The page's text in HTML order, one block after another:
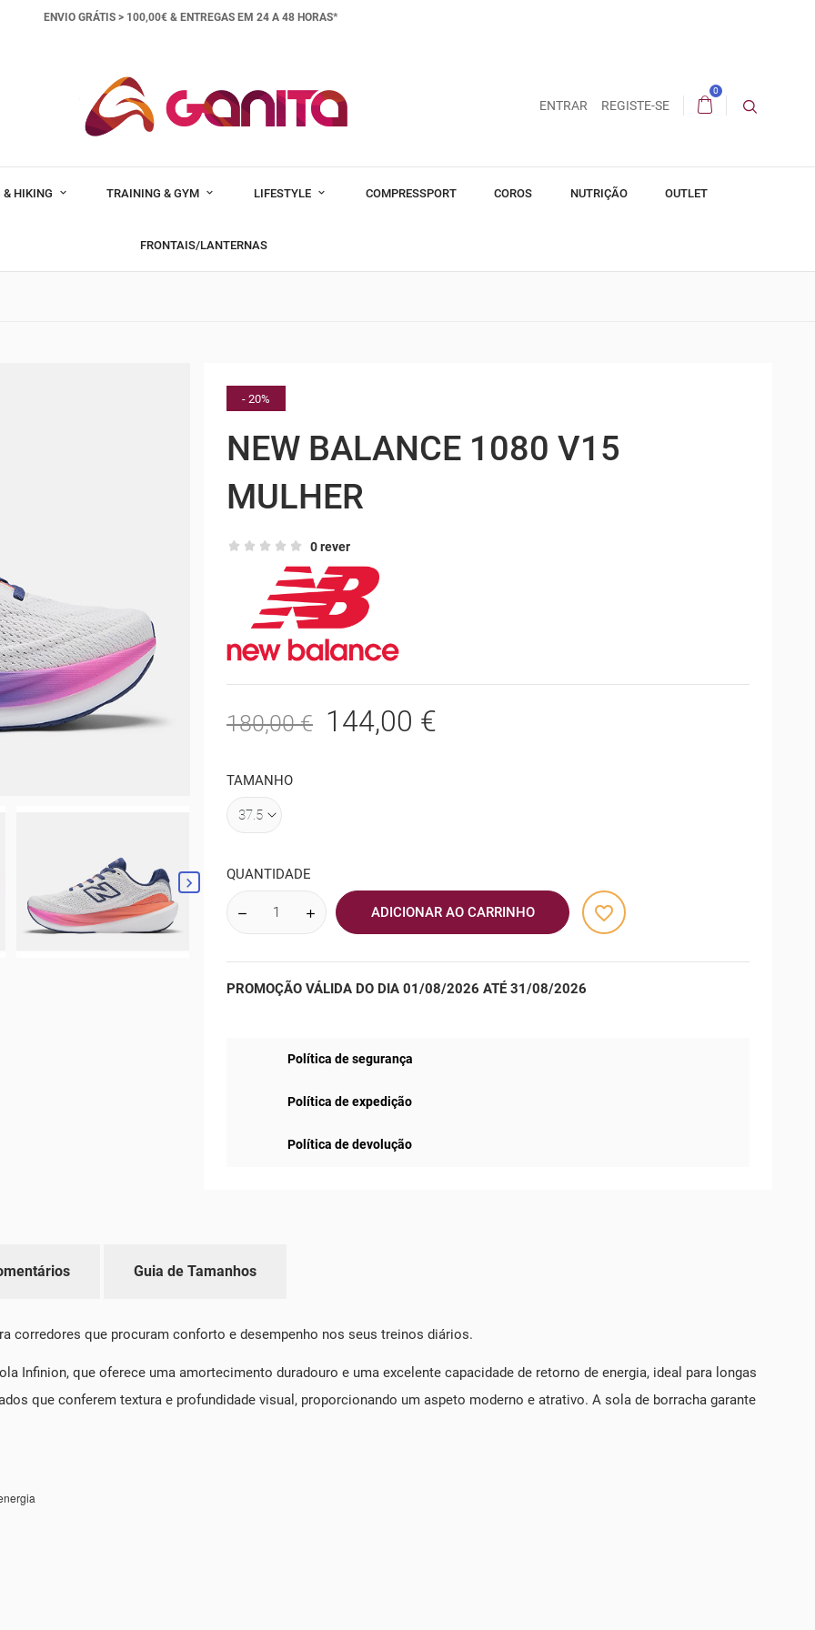
ENVIO GRÁTIS > 100,00€ & ENTREGAS EM 24 A 48 HORAS*
ENTRAR REGISTE-SE
0
& HIKING TRAINING & GYM LIFESTYLE COMPRESSPORT COROS NUTRIÇÃO OUTLET
FRONTAIS/LANTERNAS

- 20%
NEW BALANCE 1080 V15
MULHER
0 rever
180,00 € 144,00 €
TAMANHO
QUANTIDADE
ADICIONAR AO CARRINHO favorite_border
PROMOÇÃO VÁLIDA DO DIA 01/08/2026 ATÉ 31/08/2026
Política de segurança
Política de expedição
Política de devolução
Guia de Tamanhos
corredores que procuram conforto e desempenho nos seus treinos diários.
Infinion, que oferece uma amortecimento duradouro e uma excelente capacidade de retorno de energia, ideal para longas
que conferem textura e profundidade visual, proporcionando um aspeto moderno e atrativo. A sola de borracha garante